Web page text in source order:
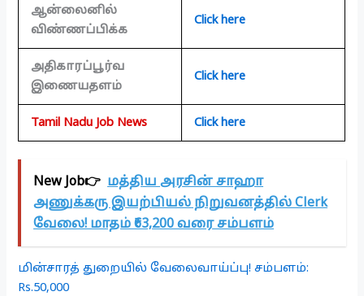
ஆன்லைனில்
விண்ணப்பிக்க
Click here
அதிகாரப்பூர்வ
இணையதளம்
Click here
Tamil Nadu Job News Click here
New Job👉 மத்திய அரசின் சாஹா
அணுக்கரு இயற்பியல் நிறுவனத்தில் Clerk
வேலை! மாதம் ₹63,200 வரை சம்பளம்
மின்சாரத் துறையில் வேலைவாய்ப்பு! சம்பளம்:
Rs.50,000